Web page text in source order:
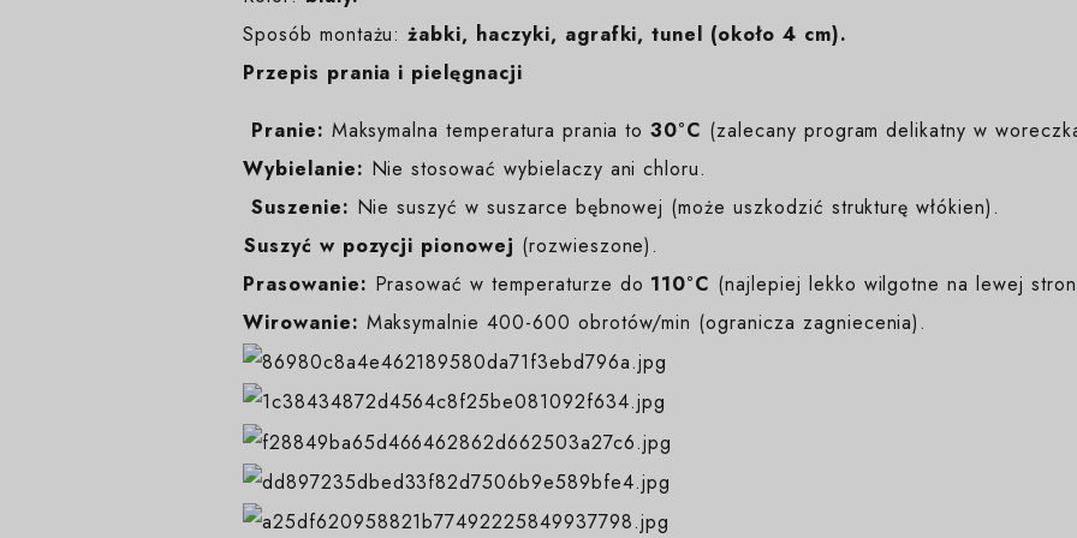
Sposób montażu:żabki, haczyki, agrafki, tunel (około 4 cm).
Przepis prania i pielęgnacji
Pranie: Maksymalna temperatura prania to30°C (zalecany program delikatny w
Wybielanie: Nie stosować wybielaczy ani chloru.
Suszenie: Nie suszyć w suszarce bębnowej (może uszkodzić strukturę włókien).
️Suszyć w pozycji pionowej (rozwieszone).
Prasowanie: Prasować w temperaturze do 110°C (najlepiej lekko wilgotne na lewej
Wirowanie: Maksymalnie 400-600 obrotów/min (ogranicza zagniecenia).